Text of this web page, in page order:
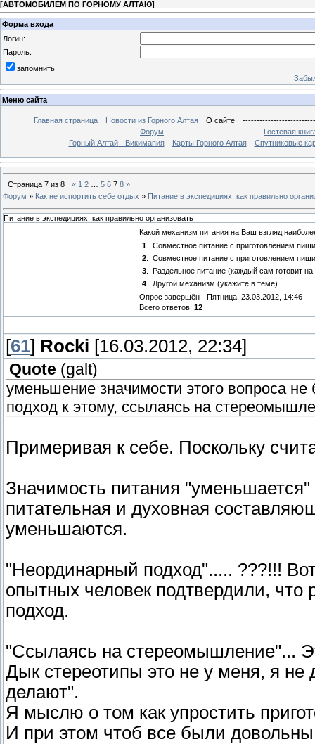
[АВТОМОБИЛЕМ ПО ГОРНОМУ АЛТАЮ]
Форма входа
Логин:
Пароль:
запомнить
Меню сайта
Главная страница Новости из Горного Алтая О сайте
------------------------------
Форум ------------------------------
Гостевая
Горный Алтай - Викимапия
Карты Горного Алтая Спутниковые
Страница 7 из 8 « 1 2 5 6 7 8 »
Форум » Как не испортить себе отдых » Питание в экспедициях, как правильно
Питание в экспедициях, как правильно организовать
Какой механизм питания на Ваш взгляд
1.
Совместное питание с приготовлением
2.
Совместное питание с приготовлением
3.
Раздельное питание (каждый сам готовит
4.
Другой механизм (укажите в теме)
Опрос завершён - Пятница, 23.03.2012, 14:46
Всего ответов: 12
[61] Rocki [16.03.2012, 22:34]
Quote (galt)
уменьшение значимости этого вопроса
подход к этому, ссылаясь на
Примеривая к себе. Поскольку
Значимость питания
питательная и духовная
уменьшаются.
"Неординарный подход"..... ???!!!
опытных человек подтвердили, что
подход.
"Ссылаясь на стереомышление"...
Дык стереотипы это не у меня, я не
делают".
Я мыслю о том как упростить
И при этом чтоб все были